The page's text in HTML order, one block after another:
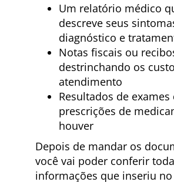
Um relatório médico
descreve seus
diagnóstico e
Notas fiscais ou
destrinchando os
atendimento
Resultados de exames
prescrições de
houver
Depois de mandar os
você vai poder conferir
informações que inseriu